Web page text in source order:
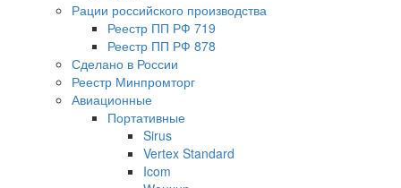
Рации российского производства
Реестр ПП РФ 719
Реестр ПП РФ 878
Сделано в России
Реестр Минпромторг
Авиационные
Портативные
Sirus
Vertex Standard
Icom